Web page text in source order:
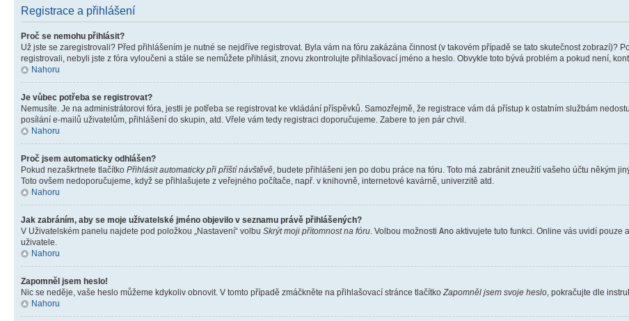
Registrace a přihlášení
Proč se nemohu přihlásit?
Už jste se zaregistrovali? Před přihlášením je nutné se nejdříve registrovat. Byla vám na fóru zakázána činnost (v takovém případě se tato skutečnost zobrazí)?
registrovali, nebyli jste z fóra vyloučeni a stále se nemůžete přihlásit, znovu zkontrolujte přihlašovací jméno a heslo. Obvykle toto bývá problém a pokud není,
Nahoru
Je vůbec potřeba se registrovat?
Nemusíte. Je na administrátorovi fóra, jestli je potřeba se registrovat ke vkládání příspěvků. Samozřejmě, že registrace vám dá přístup k ostatním službám
posílání e-mailů uživatelům, přihlášení do skupin, atd. Vřele vám tedy registraci doporučujeme. Zabere to jen pár chvil.
Nahoru
Proč jsem automaticky odhlášen?
Pokud nezaškrtnete tlačítko Přihlásit automaticky při příští návštěvě , budete přihlášeni jen po dobu práce na fóru. Toto má zabránit zneužití vašeho účtu někým
Toto ovšem nedoporučujeme, když se přihlašujete z veřejného počítače, např. v knihovně, internetové kavárně, univerzitě atd.
Nahoru
Jak zabráním, aby se moje uživatelské jméno objevilo v seznamu právě přihlášených?
V Uživatelském panelu najdete pod položkou „Nastavení“ volbu Skrýt moji přítomnost na fóru . Volbou možnosti Ano aktivujete tuto funkci. Online vás uvidí pouze
uživatele.
Nahoru
Zapomněl jsem heslo!
Nic se neděje, vaše heslo můžeme kdykoliv obnovit. V tomto případě zmáčkněte na přihlašovací stránce tlačítko Zapomněl jsem svoje heslo , pokračujte dle
Nahoru